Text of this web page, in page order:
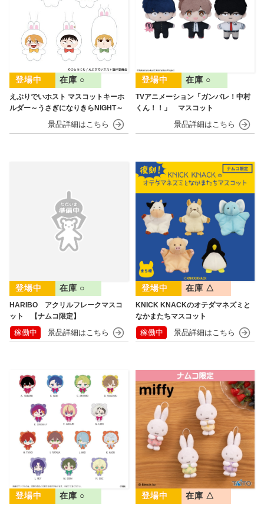
えぶりでいホスト マスコットキーホ
ルダー～うさぎになりきらNIGHT～
在庫 ○
TVアニメーション「ガンバレ！中村
くん！！」 マスコット
在庫 ○
HARIBO アクリルフレークマスコ
ット 【ナムコ限定】
在庫 ○
稼働中
KNICK KNACKのオテダマネズミと
なかまたちマスコット
在庫 △
稼働中
在庫 ○ 在庫 △